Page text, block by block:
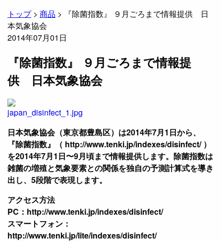
トップ> 商品 >
『除菌指数』 ９月ごろまで情報提供 日
本気象協会
2014年07月01日
『除菌指数』 ９月ごろまで情報提
供 日本気象協会
日本気象協会（東京都豊島区）は2014年7月1日から、
『除菌指数』（ http://www.tenki.jp/indexes/disinfect/ ）
を2014年7月1日〜9月頃まで情報提供します。除菌指数は
雑菌の増殖と気象要素との関係を独自の予測計算式を導き
出し、5段階で表現します。
アクセス方法
PC：http://www.tenki.jp/indexes/disinfect/
スマートフォン：
http://www.tenki.jp/lite/indexes/disinfect/